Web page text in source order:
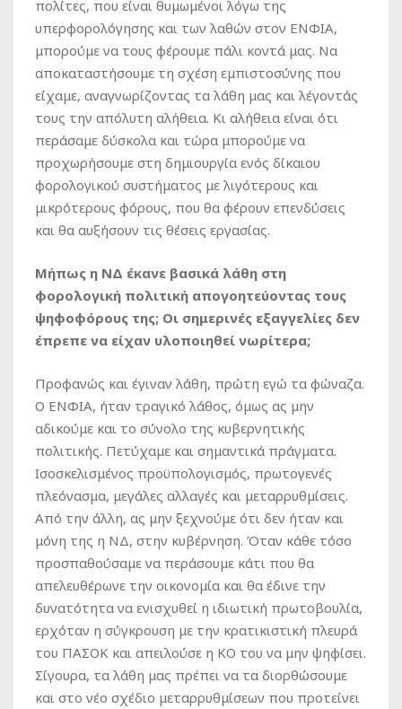
πολίτες, που είναι θυμωμένοι λόγω της
υπερφορολόγησης και των λαθών στον ΕΝΦΙΑ,
μπορούμε να τους φέρουμε πάλι κοντά μας. Να
αποκαταστήσουμε τη σχέση εμπιστοσύνης που
είχαμε, αναγνωρίζοντας τα λάθη μας και λέγοντάς
τους την απόλυτη αλήθεια. Κι αλήθεια είναι ότι
περάσαμε δύσκολα και τώρα μπορούμε να
προχωρήσουμε στη δημιουργία ενός δίκαιου
φορολογικού συστήματος με λιγότερους και
μικρότερους φόρους, που θα φέρουν επενδύσεις
και θα αυξήσουν τις θέσεις εργασίας.
Μήπως η ΝΔ έκανε βασικά λάθη στη
φορολογική πολιτική απογοητεύοντας τους
ψηφοφόρους της; Οι σημερινές εξαγγελίες δεν
έπρεπε να είχαν υλοποιηθεί νωρίτερα;
Προφανώς και έγιναν λάθη, πρώτη εγώ τα φώναζα.
Ο ΕΝΦΙΑ, ήταν τραγικό λάθος, όμως ας μην
αδικούμε και το σύνολο της κυβερνητικής
πολιτικής. Πετύχαμε και σημαντικά πράγματα.
Ισοσκελισμένος προϋπολογισμός, πρωτογενές
πλεόνασμα, μεγάλες αλλαγές και μεταρρυθμίσεις.
Από την άλλη, ας μην ξεχνούμε ότι δεν ήταν και
μόνη της η ΝΔ, στην κυβέρνηση. Όταν κάθε τόσο
προσπαθούσαμε να περάσουμε κάτι που θα
απελευθέρωνε την οικονομία και θα έδινε την
δυνατότητα να ενισχυθεί η ιδιωτική πρωτοβουλία,
ερχόταν η σύγκρουση με την κρατικιστική πλευρά
του ΠΑΣΟΚ και απειλούσε η ΚΟ του να μην ψηφίσει.
Σίγουρα, τα λάθη μας πρέπει να τα διορθώσουμε
και στο νέο σχέδιο μεταρρυθμίσεων που προτείνει